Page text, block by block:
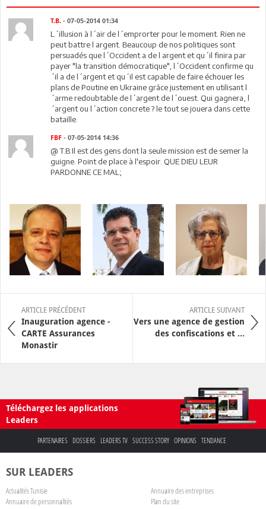
T.B. - 07-05-2014 01:34
L´illusion à l´air de l´emprorter pour le moment. Rien ne
peut battre l argent. Beaucoup de nos politiques sont
persuadés que l´Occident a de l argent et qu´il finira par
payer "la transition démocratique", l´Occident confirme qu
´il a de l´argent et qu´il est capable de faire échouer les
plans de Poutine en Ukraine grâce justement en utilisant l
´arme redoubtable de l´argent de l´ouest. Qui gagnera, l
´argent ou l´action concrete ? le tout se jouera dans cette
bataille.
FBF - 07-05-2014 14:36
@ T.B.Il est des gens dont la seule mission est de semer la
guigne. Point de place à l'espoir. QUE DIEU LEUR
PARDONNE CE MAL;
ARTICLE PRÉCÉDENT
Inauguration agence -
CARTE Assurances
Monastir
ARTICLE SUIVANT
Vers une agence de gestion
des confiscations et ...
Téléchargez les applications
Leaders
PARTENAIRES DOSSIERS LEADERS TV SUCCESS STORY OPINIONS TENDANCE
SUR LEADERS
Actualités Tunisie
Annuaire des entreprises
Annuaire de personnalités
Plan du site